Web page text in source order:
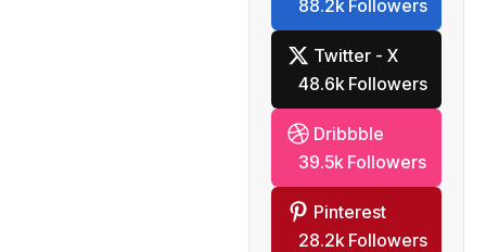
88.2k Followers
Twitter - X
48.6k Followers
Dribbble
39.5k Followers
Pinterest
28.2k Followers